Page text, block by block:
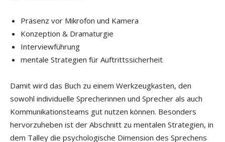
Präsenz vor Mikrofon und Kamera
Konzeption & Dramaturgie
Interviewführung
mentale Strategien für Auftrittssicherheit
Damit wird das Buch zu einem Werkzeugkasten, den
sowohl individuelle Sprecherinnen und Sprecher als auch
Kommunikationsteams gut nutzen können. Besonders
hervorzuheben ist der Abschnitt zu mentalen Strategien, in
dem Talley die psychologische Dimension des Sprechens